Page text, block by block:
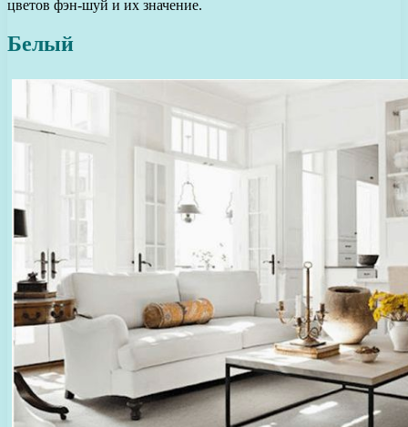
цветов фэн-шуй и их значение.
Белый